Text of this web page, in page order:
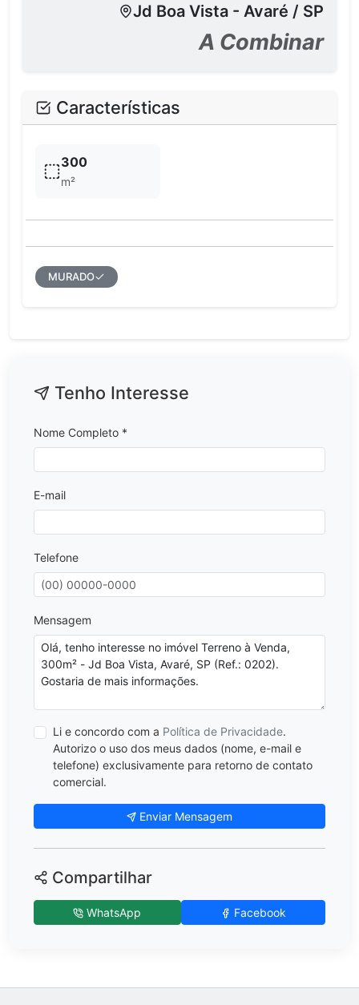
Jd Boa Vista - Avaré / SP
A Combinar
Características
300
m²
MURADO
Tenho Interesse
Nome Completo *
E-mail
Telefone
Mensagem
Li e concordo com a Política de Privacidade.
Autorizo o uso dos meus dados (nome, e-mail e
telefone) exclusivamente para retorno de contato
comercial.
Enviar Mensagem
Compartilhar
WhatsApp Facebook